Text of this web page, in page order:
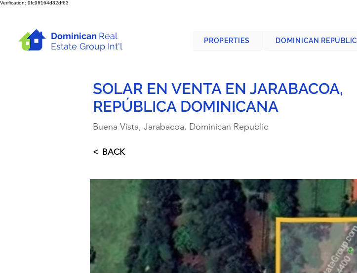
Verification: 9fc9ff164d82df63
Dominican Real
Estate Group Int'l
PROPERTIES DOMINICAN REPUBLIC
SOLAR EN VENTA EN JARABACOA,
REPÚBLICA DOMINICANA
Buena Vista, Jarabacoa, Dominican Republic
< BACK